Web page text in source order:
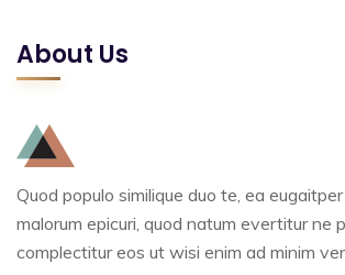
About Us
Quod populo similique duo te, ea
malorum epicuri, quod natum evertitur ne
complectitur eos ut wisi enim ad minim